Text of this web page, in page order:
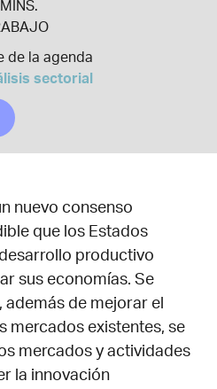
de la agenda
sectorial
nuevo consenso
que los Estados
productivo
sus economías. Se
de mejorar el
mercados existentes, se
mercados y actividades
la innovación